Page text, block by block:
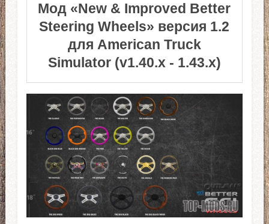
Мод «New & Improved Better
Steering Wheels» версия 1.2
для American Truck
Simulator (v1.40.x - 1.43.x)